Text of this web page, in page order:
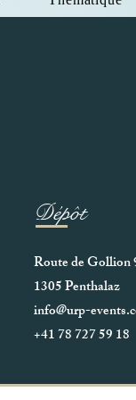
Dépôt
Route de Gollion
1305 Penthalaz
info@urp-
+41 78 727 59 18